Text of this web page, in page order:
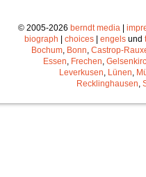
© 2005-2026 berndt media|
biograph
choices engels und
Bochum, Bonn, Castrop-
Essen, Frechen,
Leverkusen, Lünen,
Recklinghausen,